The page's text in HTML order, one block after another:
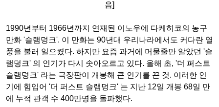
음]
1990년부터 1966년까지 연재된 이노우에 다케히코의 농구
만화 '슬램덩크'. 이 만화는 90년대 우리나라에서도 커다란 열
풍을 불러 일으켰다. 하지만 요즘 과거에 머물줄만 알았던 '슬
램덩크' 의 인기가 다시 솟아오르고 있다. 올해 초, '더 퍼스트
슬램덩크' 라는 극장판이 개봉해 큰 인기를 끈 것. 이러한 인
기에 힘입어 '더 퍼스트 슬램덩크' 는 지난 12일 개봉 68일 만
에 누적 관객 수 400만명을 돌파했다.